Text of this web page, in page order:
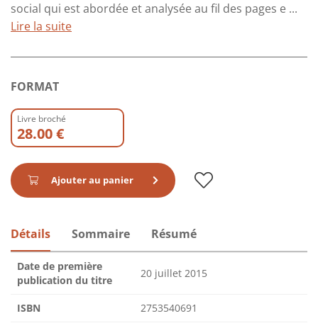
social qui est abordée et analysée au fil des pages e ...
Lire la suite
FORMAT
Livre broché
28.00 €
Ajouter au panier
Détails Sommaire Résumé
Date de première
publication du titre
20 juillet 2015
ISBN 2753540691